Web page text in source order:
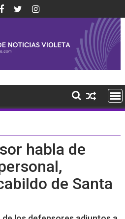
habla de
de Santa